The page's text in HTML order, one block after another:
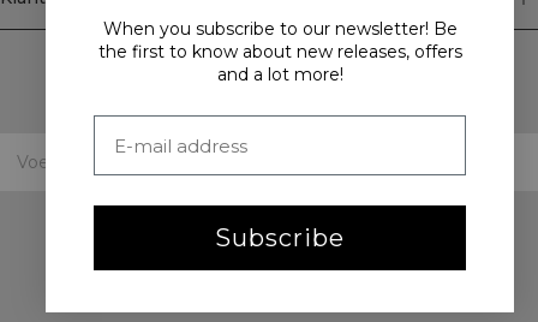
Newsletter
Schrijf je voor onze nieuwsbrief! Ontvang exclusieve
When you subscribe to our newsletter! Be
the first to know about new releases, offers
and a lot more!
Subscribe